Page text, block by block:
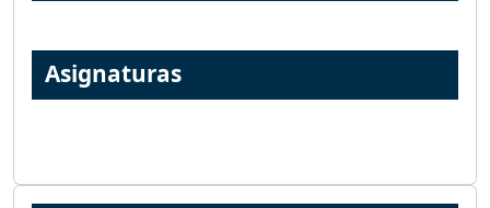
Asignaturas